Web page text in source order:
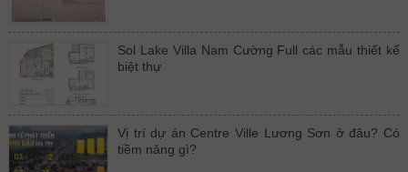
Sol Lake Villa Nam Cường Full các mẫu thiết kế
biệt thự
Vị trí dự án Centre Ville Lương Sơn ở đâu? Có
tiềm năng gì?